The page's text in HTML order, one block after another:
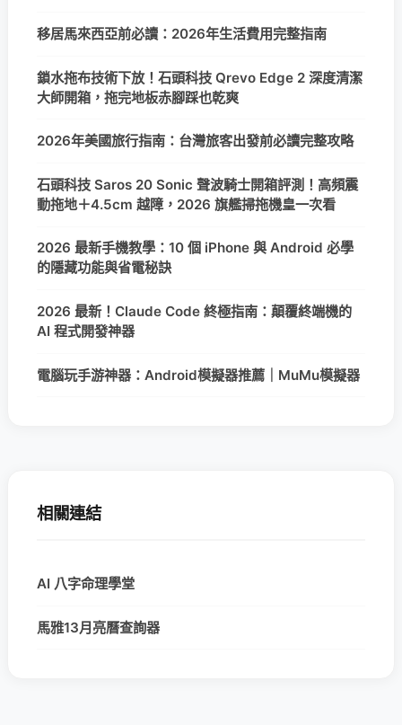
移居馬來西亞前必讀：2026年生活費用完整指南
鎖水拖布技術下放！石頭科技 Qrevo Edge 2 深度清潔
大師開箱，拖完地板赤腳踩也乾爽
2026年美國旅行指南：台灣旅客出發前必讀完整攻略
石頭科技 Saros 20 Sonic 聲波騎士開箱評測！高頻震
動拖地＋4.5cm 越障，2026 旗艦掃拖機皇一次看
2026 最新手機教學：10 個 iPhone 與 Android 必學
的隱藏功能與省電秘訣
2026 最新！Claude Code 終極指南：顛覆終端機的
AI 程式開發神器
電腦玩手游神器：Android模擬器推薦｜MuMu模擬器
相關連結
AI 八字命理學堂
馬雅13月亮曆查詢器